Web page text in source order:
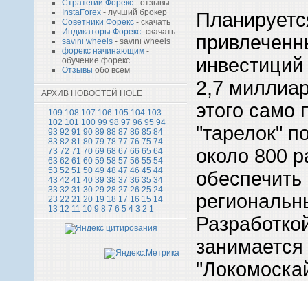
Стратегии Форекс - отзывы
InstaForex - лучший брокер
Советники Форекс - скачать
Индикаторы Форекс- скачать
savini wheels - savini wheels
форекс начинающим -
обучение форекс
Отзывы обо всем
АРХИВ НОВОСТЕЙ HOLE
109 108 107 106 105 104 103
102 101 100 99 98 97 96 95 94
93 92 91 90 89 88 87 86 85 84
83 82 81 80 79 78 77 76 75 74
73 72 71 70 69 68 67 66 65 64
63 62 61 60 59 58 57 56 55 54
53 52 51 50 49 48 47 46 45 44
43 42 41 40 39 38 37 36 35 34
33 32 31 30 29 28 27 26 25 24
23 22 21 20 19 18 17 16 15 14
13 12 11 10 9 8 7 6 5 4 3 2 1
2,7
этого само
"тарелок"
около 800
обеспечить